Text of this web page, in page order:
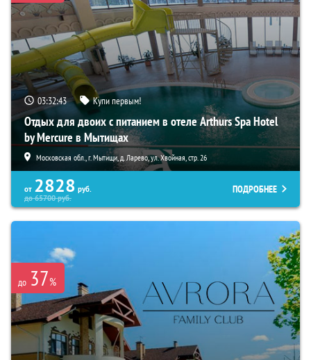
03:32:42 Купи первым!
Отдых для двоих с питанием в отеле Arthurs Spa Hotel
by Mercure в Мытищах
Московская обл., г. Мытищи, д. Ларево, ул. Хвойная, стр. 26
от 2828 руб.
до65700руб.
ПОДРОБНЕЕ
до 37%